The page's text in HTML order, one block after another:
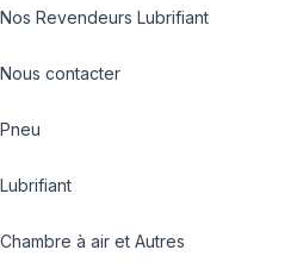
Nos Revendeurs Lubrifiant
Nous contacter
Pneu
Lubrifiant
Chambre à air et Autres